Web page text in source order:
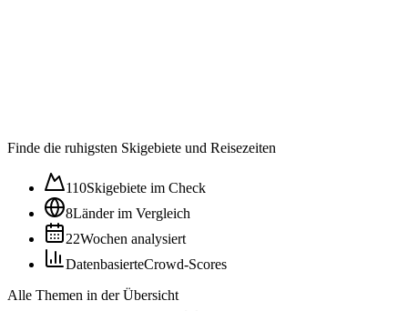
Finde die ruhigsten Skigebiete und Reisezeiten
110Skigebiete im Check
8Länder im Vergleich
22Wochen analysiert
DatenbasierteCrowd-Scores
Alle Themen in der Übersicht